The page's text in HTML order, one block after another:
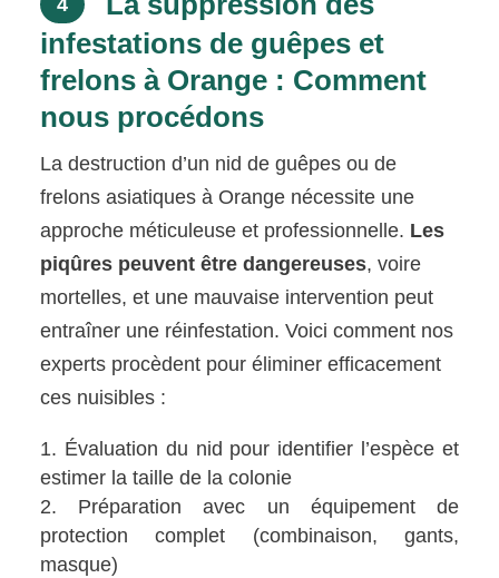
4
infestations de guêpes et
frelons à Orange : Comment
nous procédons
La destruction d’un nid de guêpes ou de
frelons asiatiques à Orange nécessite une
approche méticuleuse et professionnelle. Les
piqûres peuvent être dangereuses, voire
mortelles, et une mauvaise intervention peut
entraîner une réinfestation. Voici comment nos
experts procèdent pour éliminer efficacement
ces nuisibles :
Évaluation du nid pour identifier l’espèce et
estimer la taille de la colonie
Préparation avec un équipement de
protection complet (combinaison, gants,
masque)